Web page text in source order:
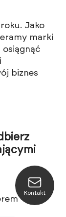
Jako
marki
osiągnąć
biznes
Kontakt